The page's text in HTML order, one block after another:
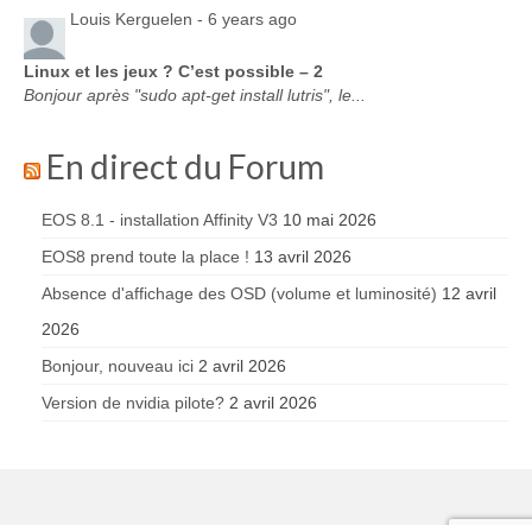
Louis Kerguelen - 6 years ago
Linux et les jeux ? C’est possible – 2
Bonjour après "sudo apt-get install lutris", le...
En direct du Forum
EOS 8.1 - installation Affinity V3 10 mai 2026
EOS8 prend toute la place ! 13 avril 2026
Absence d'affichage des OSD (volume et luminosité) 12 avril
2026
Bonjour, nouveau ici 2 avril 2026
Version de nvidia pilote? 2 avril 2026